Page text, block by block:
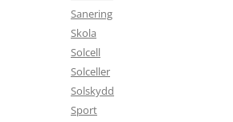
Sanering
Skola
Solcell
Solceller
Solskydd
Sport